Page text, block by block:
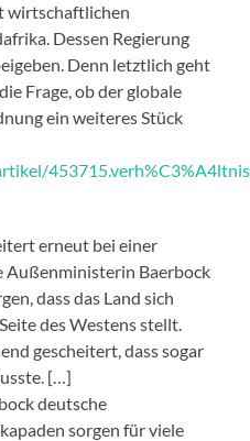
wirtschaftlichen
Dessen Regierung
Denn letztlich geht
Frage, ob der globale
ein weiteres Stück
erneut bei einer
Außenministerin Baerbock
dass das Land sich
des Westens stellt.
gescheitert, dass sogar
[…]
deutsche
sorgen für viele